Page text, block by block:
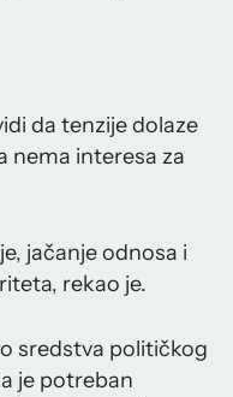
da tenzije dolaze
nema interesa za
jačanje odnosa i
rekao je.
sredstva političkog
je potreban